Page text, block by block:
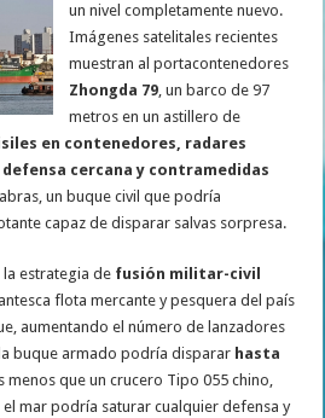
un nivel completamente nuevo.
Imágenes satelitales recientes
muestran al portacontenedores
Zhongda 79, un barco de 97
metros en un astillero de
en contenedores, radares
cercana y contramedidas
un buque civil que podría
capaz de disparar salvas sorpresa.
la estrategia de fusión militar-civil
flota mercante y pesquera del país
aumentando el número de lanzadores
buque armado podría disparar hasta
menos que un crucero Tipo 055 chino,
mar podría saturar cualquier defensa y